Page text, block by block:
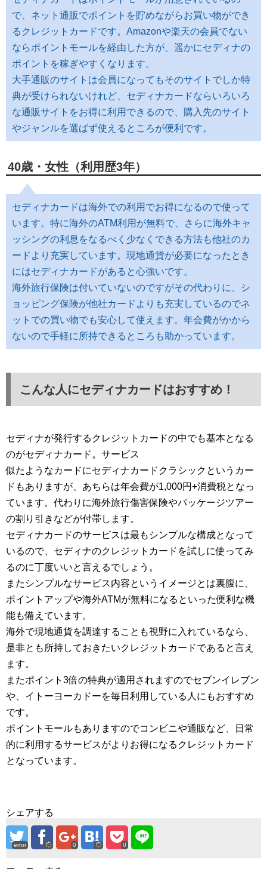
で、ネット通販でポイントを貯めながらお買い物ができ
るクレジットカードです。Amazonや楽天の会員でない
ならポイントモールを経由した方が、遥かにセディナの
ポイントを稼ぎやすくなります。
大手通販のサイトは会員になってもそのサイトでしか特
典が受けられないけれど、セディナカードならいろいろ
な通販サイトをお得に利用できるので、購入先のサイト
やジャンルを選ばず使えるところが便利です。
40歳・女性（利用歴3年）
セディナカードは海外での利用でお得になるので使って
います。特に海外のATM利用が無料で、さらに海外キャ
ッシングの利息をなるべく少なくできる方法も他社のカ
ードより充実しています。現地通貨が必要になったとき
にはセディナカードがあると心強いです。
海外旅行保険は付いていないのですがその代わりに、シ
ョッピング保険が他社カードよりも充実しているのでネ
ットでの買い物でも安心して使えます。年会費がかから
ないので手軽に所持できるところも助かっています。
こんな人にセディナカードはおすすめ！
セディナが発行するクレジットカードの中でも基本となる
のがセディナカード。サービス
似たようなカードにセディナカードクラシックというカー
ドもありますが、あちらは年会費が1,000円+消費税となっ
ています。代わりに海外旅行傷害保険やパッケージツアー
の割り引きなどが付帯します。
セディナカードのサービスは最もシンプルな構成となって
いるので、セディナのクレジットカードを試しに使ってみ
るのに丁度いいと言えるでしょう。
またシンプルなサービス内容というイメージとは裏腹に、
ポイントアップや海外ATMが無料になるといった便利な機
能も備えています。
海外で現地通貨を調達することも視野に入れているなら、
是非とも所持しておきたいクレジットカードであると言え
ます。
またポイント3倍の特典が適用されますのでセブンイレブン
や、イトーヨーカドーを毎日利用している人にもおすすめ
です。
ポイントモールもありますのでコンビニや通販など、日常
的に利用するサービスがよりお得になるクレジットカード
となっています。
シェアする
error 0 0